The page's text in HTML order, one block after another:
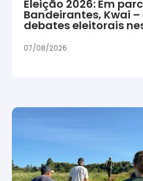
Eleição 2026: Em
Bandeirantes, Kwai
debates eleitorais
07/08/2026